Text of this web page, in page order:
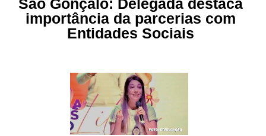
São Gonçalo: Delegada destaca
importância da parcerias com
Entidades Sociais